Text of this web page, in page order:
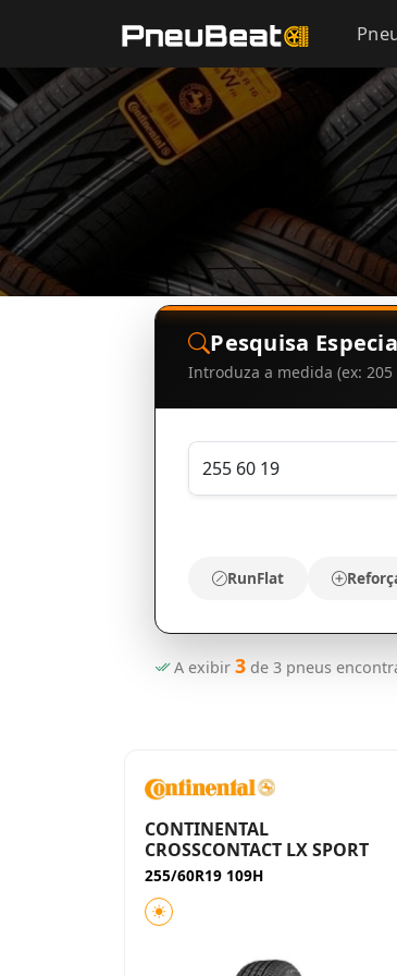
Pesquisa
Introduza a medida (ex:
RunFlat
A exibir 3de 3pneus
CONTINENTAL
CROSSCONTACT LX SPORT
255/60R19 109H